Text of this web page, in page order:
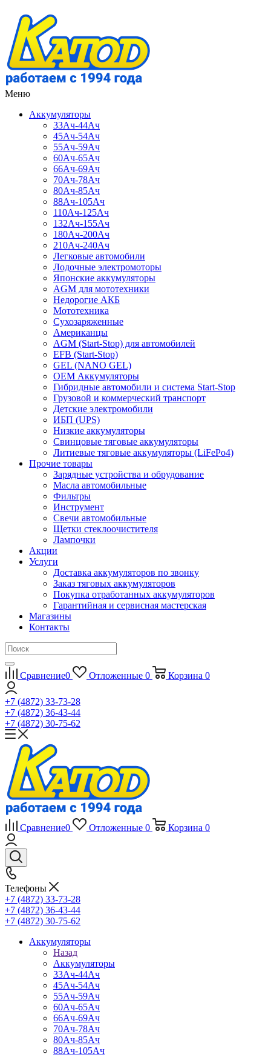
Меню
Аккумуляторы
33Ач-44Ач
45Ач-54Ач
55Ач-59Ач
60Ач-65Ач
66Ач-69Ач
70Ач-78Ач
80Ач-85Ач
88Ач-105Ач
110Ач-125Ач
132Ач-155Ач
180Ач-200Ач
210Ач-240Ач
Легковые автомобили
Лодочные электромоторы
Японские аккумуляторы
AGM для мототехники
Недорогие АКБ
Мототехника
Сухозаряженные
Американцы
AGM (Start-Stop) для автомобилей
EFB (Start-Stop)
GEL (NANO GEL)
OEM Аккумуляторы
Гибридные автомобили и система Start-Stop
Грузовой и коммерческий транспорт
Детские электромобили
ИБП (UPS)
Низкие аккумуляторы
Свинцовые тяговые аккумуляторы
Литиевые тяговые аккумуляторы (LiFePo4)
Прочие товары
Зарядные устройства и обрудование
Масла автомобильные
Фильтры
Инструмент
Свечи автомобильные
Щетки стеклоочистителя
Лампочки
Акции
Услуги
Доставка аккумуляторов по звонку
Заказ тяговых аккумуляторов
Покупка отработанных аккумуляторов
Гарантийная и сервисная мастерская
Магазины
Контакты
Сравнение0 Отложенные 0 Корзина 0
+7 (4872) 33-73-28
+7 (4872) 36-43-44
+7 (4872) 30-75-62
Сравнение0 Отложенные 0 Корзина 0
Телефоны
+7 (4872) 33-73-28
+7 (4872) 36-43-44
+7 (4872) 30-75-62
Аккумуляторы
Назад
Аккумуляторы
33Ач-44Ач
45Ач-54Ач
55Ач-59Ач
60Ач-65Ач
66Ач-69Ач
70Ач-78Ач
80Ач-85Ач
88Ач-105Ач